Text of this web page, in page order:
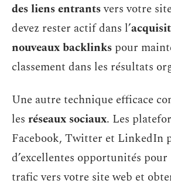
des liens entrantsvers votre
devez rester actif dans l’
nouveaux backlinks pour
classement dans les résultats
Une autre technique efficace
les réseaux sociaux. Les
Facebook, Twitter et LinkedIn
d’excellentes opportunités
trafic vers votre site web et